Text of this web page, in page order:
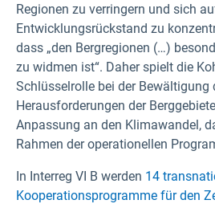
Regionen zu verringern und sich
Entwicklungsrückstand zu
dass „den Bergregionen (…)
zu widmen ist“. Daher spielt die
Schlüsselrolle bei der Bewältigung
Herausforderungen der
Anpassung an den Klimawandel,
Rahmen der operationellen
In Interreg VI B werden 14
Kooperationsprogramme für den